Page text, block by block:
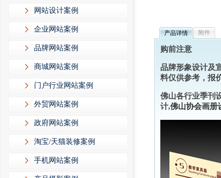
网站设计案例
企业网站案例
品牌网站案例
商城网站案例
门户行业网站案例
外贸网站案例
政府网站案例
淘宝/天猫装修案例
手机网站案例
产品详情 附件
购前注意
品牌形象设计及
料仅供参考，报
佛山各行业季刊
计,佛山协会画册